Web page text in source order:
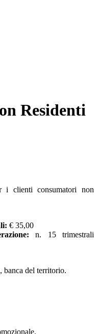
Residenti
i clienti consumatori non
€ 35,00
n. 15 trimestrali
, banca del territorio.